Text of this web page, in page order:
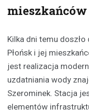
Kilka dni temu
Płońsk i jej
jest realizacja
uzdatniania wody
Szerominek. Stacja
elementów